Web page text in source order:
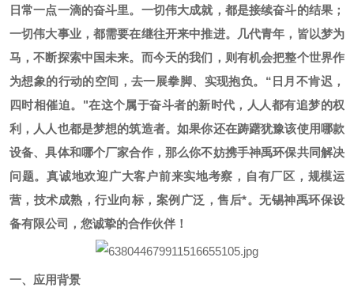
日常一点一滴的奋斗里。一切伟大成就，都是接续奋斗的结果；
一切伟大事业，都需要在继往开来中推进。几代青年，皆以梦为
马，不断探索中国未来。而今天的我们，则有机会把整个世界作
为想象的行动的空间，去一展拳脚、实现抱负。“日月不肯迟，
四时相催迫。"在这个属于奋斗者的新时代，人人都有追梦的权
利，人人也都是梦想的筑造者。如果你还在踌躇犹豫该使用哪款
设备、具体和哪个厂家合作，那么你不妨携手神禹环保共同解决
问题。真诚地欢迎广大客户前来实地考察，自有厂区，规模运
营，技术成熟，行业向标，案例广泛，售后*。无锡神禹环保设
备有限公司，您诚挚的合作伙伴！
一、应用背景